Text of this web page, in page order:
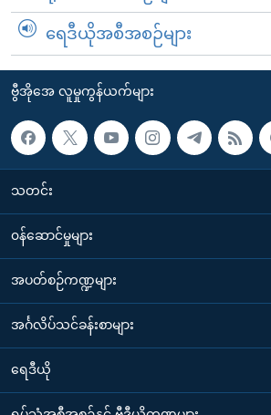
ရေဒီယိုအစီအစဉ်များ
ဗွီအိုအေ လူမှုကွန်ယက်များ
သတင်း
၀န်ဆောင်မှုများ
အပတ်စဉ်ကဏ္ဍများ
အင်္ဂလိပ်သင်ခန်းစာများ
ရေဒီယို